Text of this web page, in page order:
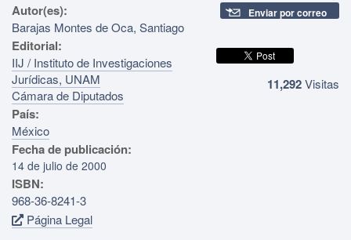
Autor(es):
Barajas Montes de Oca, Santiago
Editorial:
IIJ / Instituto de Investigaciones
Jurídicas, UNAM
Cámara de Diputados
País:
México
Fecha de publicación:
14 de julio de 2000
ISBN:
968-36-8241-3
Página Legal
Enviar por correo
11,292Visitas